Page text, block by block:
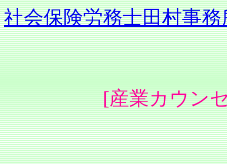
社会保険労務士田村事
[産業カウン
職場の、